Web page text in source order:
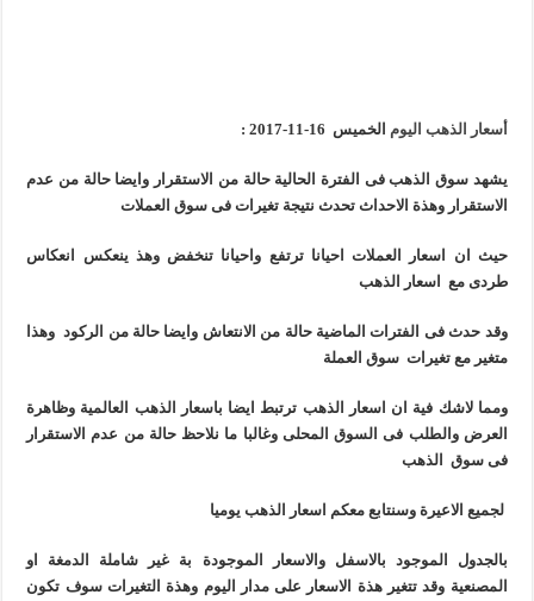
أسعار الذهب اليومالخميس 16-11-2017 :
يشهد سوق الذهب فى الفترة الحالية حالة من الاستقرار وايضا حالة من عدم
الاستقرار وهذة الاحداث تحدث نتيجة تغيرات فى سوق العملات
حيث ان اسعار العملات احيانا ترتفع واحيانا تنخفض وهذ ينعكس انعكاس
طردى مع اسعار الذهب
وقد حدث فى الفترات الماضية حالة من الانتعاش وايضا حالة من الركود وهذا
متغير مع تغيرات سوق العملة
ومما لاشك فية ان اسعار الذهب ترتبط ايضا باسعار الذهب العالمية وظاهرة
العرض والطلب فى السوق المحلى وغالبا ما نلاحظ حالة من عدم الاستقرار
فى سوق الذهب
لجميع الاعيرة وسنتابع معكم اسعار الذهب يوميا
بالجدول الموجود بالاسفل والاسعار الموجودة بة غير شاملة الدمغة او
المصنعية وقد تتغير هذة الاسعار على مدار اليوم وهذة التغيرات سوف تكون